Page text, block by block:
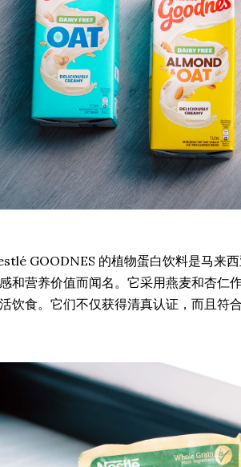
GOODNES 的植物蛋白饮料是马来
和营养价值而闻名。它采用燕麦和杏仁
饮食。它们不仅获得清真认证，而且符